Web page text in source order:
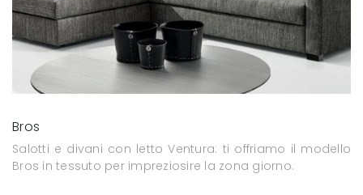
Bros
Salotti e divani con letto Ventura: ti offriamo il modello
Bros in tessuto per impreziosire la zona giorno.